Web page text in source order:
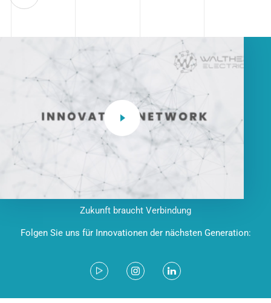
Zukunft braucht Verbindung
Folgen Sie uns für Innovationen der nächsten Generation: